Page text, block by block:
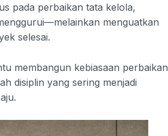
pada perbaikan tata kelola,
menguatkan
selesai.
membangun kebiasaan perbaikan
disiplin yang sering menjadi